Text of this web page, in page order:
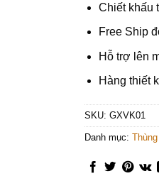
Chiết khấu
Free Ship
Hỗ trợ lên
Hàng thiết
SKU: GXVK01
Danh mục: